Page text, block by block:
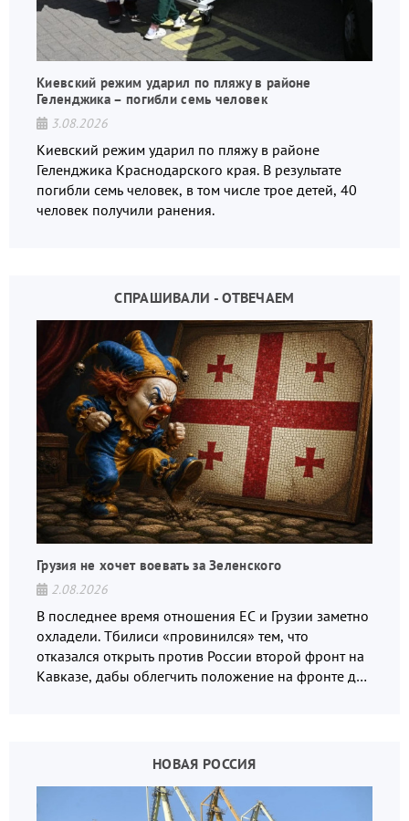
Киевский режим ударил по пляжу в районе
Геленджика – погибли семь человек
3.08.2026
Киевский режим ударил по пляжу в районе
Геленджика Краснодарского края. В результате
погибли семь человек, в том числе трое детей, 40
человек получили ранения.
СПРАШИВАЛИ - ОТВЕЧАЕМ
Грузия не хочет воевать за Зеленского
2.08.2026
В последнее время отношения ЕС и Грузии заметно
охладели. Тбилиси «провинился» тем, что
отказался открыть против России второй фронт на
Кавказе, дабы облегчить положение на фронте для
НОВАЯ РОССИЯ